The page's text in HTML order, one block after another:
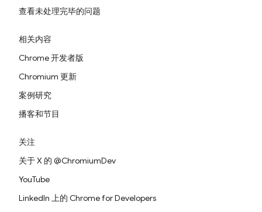
查看未处理完毕的问题
相关内容
Chrome 开发者版
Chromium 更新
案例研究
播客和节目
关注
关于 X 的 @ChromiumDev
YouTube
LinkedIn 上的 Chrome for Developers